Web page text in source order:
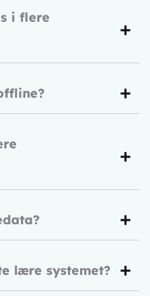
i flere
lære systemet?